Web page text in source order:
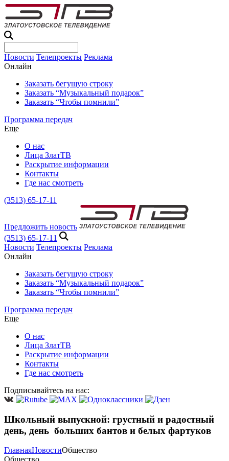
Новости Телепроекты Реклама
Онлайн
Заказать бегущую строку
Заказать “Музыкальный подарок”
Заказать “Чтобы помнили”
Программа передач
Еще
О нас
Лица ЗлатТВ
Раскрытие информации
Контакты
Где нас смотреть
(3513) 65-17-11
Предложить новость
(3513) 65-17-11
Новости Телепроекты Реклама
Онлайн
Заказать бегущую строку
Заказать “Музыкальный подарок”
Заказать “Чтобы помнили”
Программа передач
Еще
О нас
Лица ЗлатТВ
Раскрытие информации
Контакты
Где нас смотреть
Подписывайтесь на нас:
Школьный выпускной: грустный и радостный
день, день больших бантов и белых фартуков
ГлавнаяНовостиОбщество